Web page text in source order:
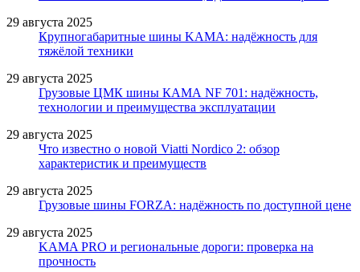
29 августа 2025
Крупногабаритные шины KAMA: надёжность для
тяжёлой техники
29 августа 2025
Грузовые ЦМК шины КАМА NF 701: надёжность,
технологии и преимущества эксплуатации
29 августа 2025
Что известно о новой Viatti Nordico 2: обзор
характеристик и преимуществ
29 августа 2025
Грузовые шины FORZA: надёжность по доступной цене
29 августа 2025
KAMA PRO и региональные дороги: проверка на
прочность